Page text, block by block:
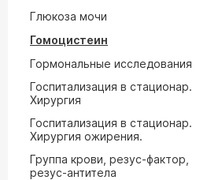
Глюкоза мочи
Гомоцистеин
Гормональные исследования
Госпитализация в стационар.
Хирургия
Госпитализация в стационар.
Хирургия ожирения.
Группа крови, резус-фактор,
резус-антитела